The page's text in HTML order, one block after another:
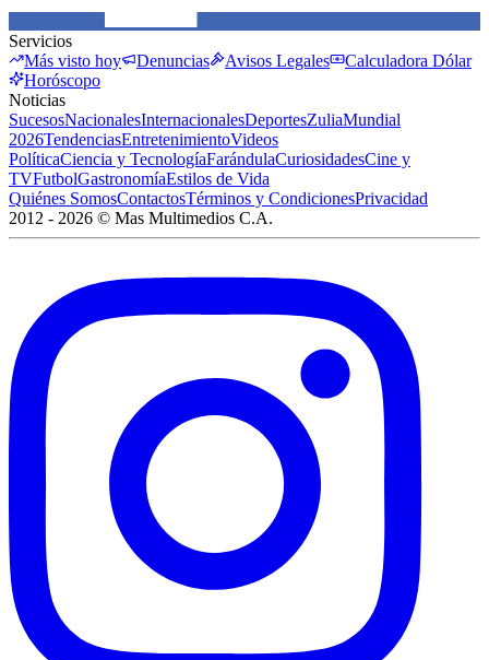
Servicios
Más visto hoy
Denuncias Avisos Legales
Calculadora Dólar
Horóscopo
Noticias
SucesosNacionalesInternacionalesDeportesZuliaMundial
2026TendenciasEntretenimientoVideos
PolíticaCiencia y TecnologíaFarándulaCuriosidadesCine y
TVFutbolGastronomíaEstilos de Vida
Quiénes SomosContactosTérminos y CondicionesPrivacidad
2012 - 2026 © Mas Multimedios C.A.